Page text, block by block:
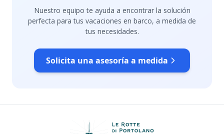
Nuestro equipo te ayuda a encontrar la solución
perfecta para tus vacaciones en barco, a medida de
tus necesidades.
Solicita una asesoría a medida